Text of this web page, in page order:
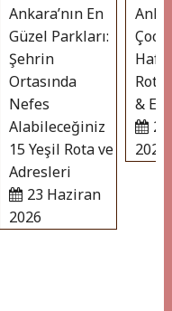
Ankara’nın En
Güzel Parkları:
Şehrin
Ortasında
Nefes
Alabileceğiniz
15 Yeşil Rota ve
Adresleri
23 Haziran
2026
Hafta
&
23
2026